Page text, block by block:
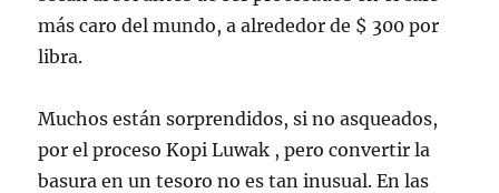
más caro del mundo, a alrededor de $ 300 por
libra.
Muchos están sorprendidos, si no asqueados,
por el proceso Kopi Luwak , pero convertir la
basura en un tesoro no es tan inusual. En las